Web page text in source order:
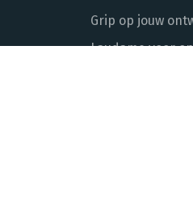
Grip op jouw
Laudame voor